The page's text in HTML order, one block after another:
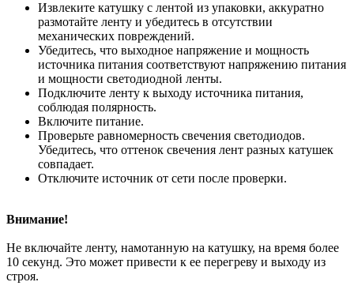
Извлеките катушку с лентой из упаковки, аккуратно
размотайте ленту и убедитесь в отсутствии
механических повреждений.
Убедитесь, что выходное напряжение и мощность
источника питания соответствуют напряжению питания
и мощности светодиодной ленты.
Подключите ленту к выходу источника питания,
соблюдая полярность.
Включите питание.
Проверьте равномерность свечения светодиодов.
Убедитесь, что оттенок свечения лент разных катушек
совпадает.
Отключите источник от сети после проверки.
Внимание!
Не включайте ленту, намотанную на катушку, на время более
10 секунд. Это может привести к ее перегреву и выходу из
строя.